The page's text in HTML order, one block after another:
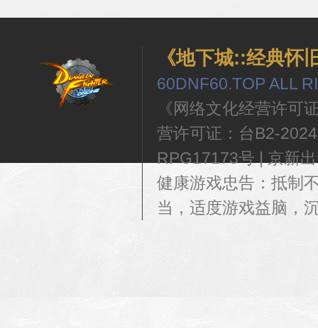
《地下城::经典怀
60DNF60.TOP ALL
《网络文化经营许可
营许可证：台B2-
RPG17173号 | 京新
健康游戏忠告：抵制
当，适度游戏益脑，